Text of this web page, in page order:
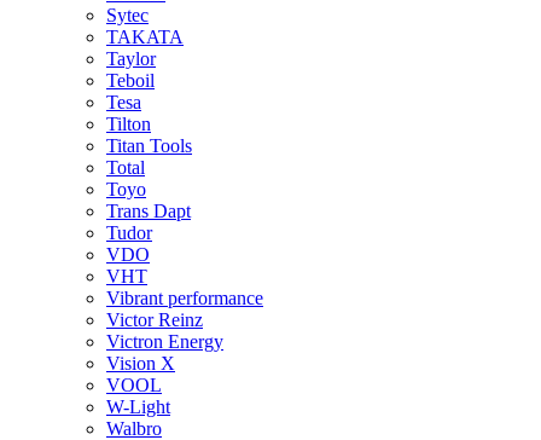
Sytec
TAKATA
Taylor
Teboil
Tesa
Tilton
Titan Tools
Total
Toyo
Trans Dapt
Tudor
VDO
VHT
Vibrant performance
Victor Reinz
Victron Energy
Vision X
VOOL
W-Light
Walbro